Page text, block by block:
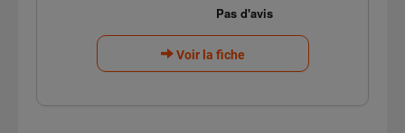
Voir la fiche